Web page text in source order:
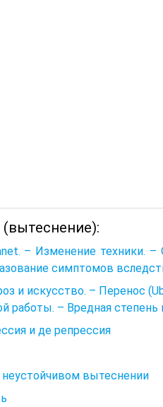
– Изменение техники.
симптомов
и искусство. – Перенос
работы. – Вредная степень
и де репрессия
неустойчивом вытеснении